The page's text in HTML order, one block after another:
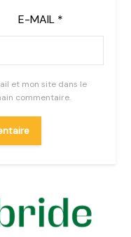
E-MAIL *
et mon site dans le
commentaire.